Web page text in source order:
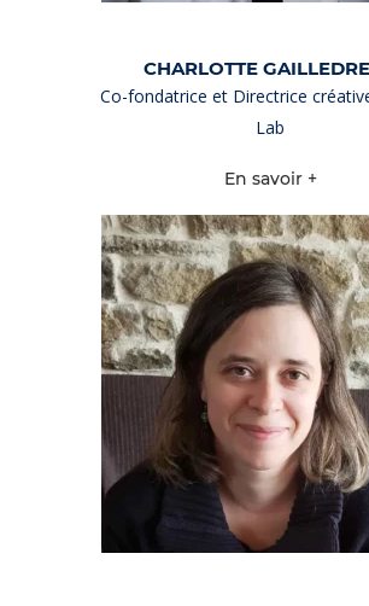
CHARLOTTE
Co-fondatrice et Directrice
Lab
En savoir +